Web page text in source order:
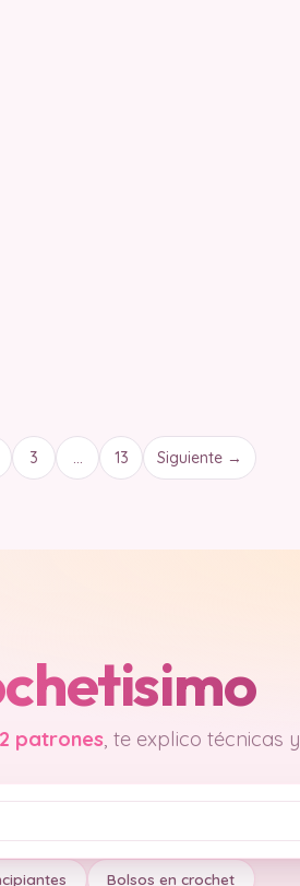
3 … 13 Siguiente →
patrones, te explico técnicas y
Bolsos en crochet